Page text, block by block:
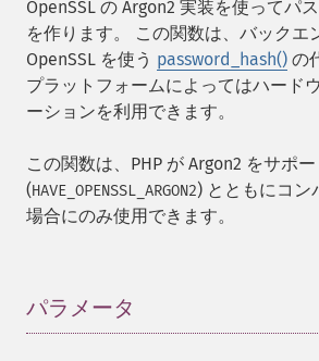
OpenSSL の Argon2 実装を使ってパ
を作ります。 この関数は、バックエ
OpenSSL を使う password_hash() の
プラットフォームによってはハード
ーションを利用できます。
この関数は、PHP が Argon2 をサポ
(HAVE_OPENSSL_ARGON2) とともにコン
場合にのみ使用できます。
パラメータ